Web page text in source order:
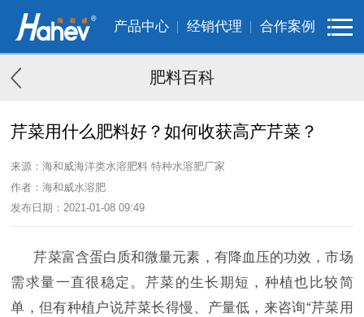
产品中心 经销代理 合作案例
肥料百科
芹菜用什么肥料好？如何收获高产芹菜？
来源：海和威海洋类水溶肥料 特种水溶肥厂家
作者：海和威水溶肥
发布日期：2021-01-08 09:49
芹菜富含蛋白质和微量元素，有降血压的功效，市场
需求量一直很稳定。芹菜的生长期短，种植也比较简
单，但有种植户说芹菜长得慢、产量低，来咨询“芹菜用